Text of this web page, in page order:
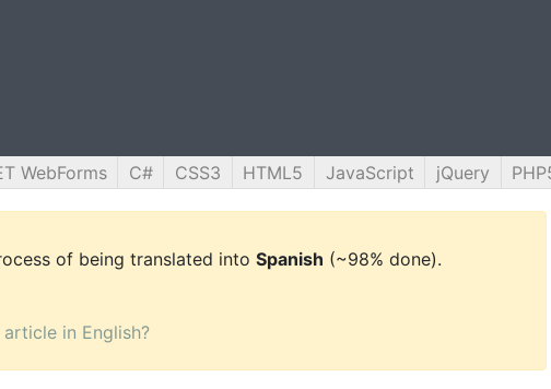
WebForms C# CSS3 HTML5 JavaScript jQuery
of being translated into Spanish (~98% done).
in English?